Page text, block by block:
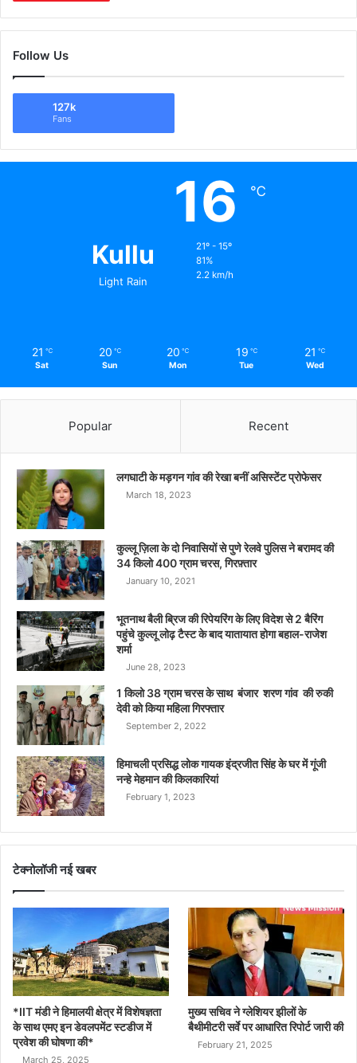
Follow Us
127k
Fans
Kullu
Light Rain
16 ℃
21º - 15º
81%
2.2 km/h
21 ℃
Sat
20 ℃
Sun
20 ℃
Mon
19 ℃
Tue
21 ℃
Wed
Popular Recent
लगघाटी के मड़गन गांव की रेखा बनीं असिस्टेंट प्रोफेसर
March 18, 2023
कुल्लू ज़िला के दो निवासियों से पुणे रेलवे पुलिस ने बरामद की
34 किलो 400 ग्राम चरस, गिरफ़्तार
January 10, 2021
भूतनाथ बैली ब्रिज की रिपेयरिंग के लिए विदेश से 2 बैरिंग
पहुंचे कुल्लू लोढ़ टैस्ट के बाद यातायात होगा बहाल-राजेश
शर्मा
June 28, 2023
1 किलो 38 ग्राम चरस के साथ बंजार शरण गांव की रुकी
देवी को किया महिला गिरफ्तार
September 2, 2022
हिमाचली प्रसिद्ध लोक गायक इंद्रजीत सिंह के घर में गूंजी
नन्हे मेहमान की किलकारियां
February 1, 2023
टेक्नोलॉजी नई खबर
*IIT मंडी ने हिमालयी क्षेत्र में विशेषज्ञता
के साथ एमए इन डेवलपमेंट स्टडीज में
प्रवेश की घोषणा की*
March 25, 2025
मुख्य सचिव ने ग्लेशियर झीलों के
बैथीमीटरी सर्वे पर आधारित रिपोर्ट जारी की
February 21, 2025